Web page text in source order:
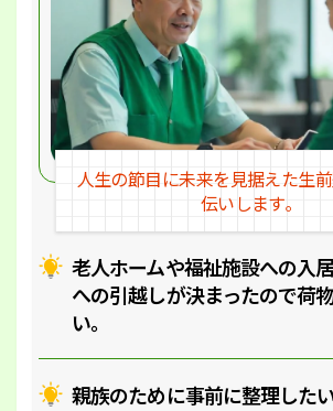
老人ホームや福祉施設への入
への引越しが決まったので荷
い｡
親族のために事前に整理した
人生の節目に未来を見据えた生
伝いします｡